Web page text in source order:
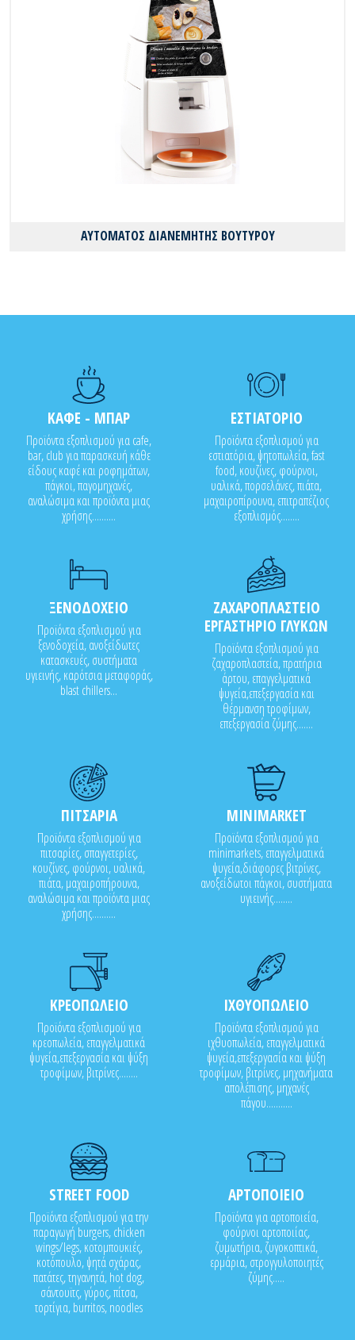
ΑΥΤΟΜΑΤΟΣ ΔΙΑΝΕΜΗΤΗΣ ΒΟΥΤΥΡΟΥ
ΚΑΦΕ - ΜΠΑΡ
Προϊόντα εξοπλισμού για cafe,
bar, club για παρασκευή κάθε
είδους καφέ και ροφημάτων,
πάγκοι, παγομηχανές,
αναλώσιμα και προϊόντα μιας
χρήσης..........
ΕΣΤΙΑΤΟΡΙΟ
Προϊόντα εξοπλισμού για
εστιατόρια, ψητοπωλεία, fast
food, κουζίνες, φούρνοι,
υαλικά, πορσελάνες, πιάτα,
μαχαιροπίρουνα, επιτραπέζιος
εξοπλισμός........
ΞΕΝΟΔΟΧΕΙΟ
Προϊόντα εξοπλισμού για
ξενοδοχεία, ανοξείδωτες
κατασκευές, συστήματα
υγιεινής, καρότσια μεταφοράς,
blast chillers...
ΖΑΧΑΡΟΠΛΑΣΤΕΙΟ
ΕΡΓΑΣΤΗΡΙΟ ΓΛΥΚΩΝ
Προϊόντα εξοπλισμού για
ζαχαροπλαστεία, πρατήρια
άρτου, επαγγελματικά
ψυγεία,επεξεργασία και
θέρμανση τροφίμων,
επεξεργασία ζύμης.......
ΠΙΤΣΑΡΙΑ
Προϊόντα εξοπλισμού για
πιτσαρίες, σπαγγετερίες,
κουζίνες, φούρνοι, υαλικά,
πιάτα, μαχαιροπήρουνα,
αναλώσιμα και προϊόντα μιας
χρήσης..........
MINIMARKET
Προϊόντα εξοπλισμού για
minimarkets, επαγγελματικά
ψυγεία,διάφορες βιτρίνες,
ανοξείδωτοι πάγκοι, συστήματα
υγιεινής........
ΚΡΕΟΠΩΛΕΙΟ
Προϊόντα εξοπλισμού για
κρεοπωλεία, επαγγελματικά
ψυγεία,επεξεργασία και ψύξη
τροφίμων, βιτρίνες........
ΙΧΘΥΟΠΩΛΕΙΟ
Προϊόντα εξοπλισμού για
ιχθυοπωλεία, επαγγελματικά
ψυγεία,επεξεργασία και ψύξη
τροφίμων, βιτρίνες, μηχανήματα
απολέπισης, μηχανές
πάγου...........
STREET FOOD
Προϊόντα εξοπλισμού για την
παραγωγή burgers, chicken
wings/legs, κοτομπουκιές,
κοτόπουλο, ψητά σχάρας,
πατάτες, τηγανητά, hot dog,
σάντουϊτς, γύρος, πίτσα,
τορτίγια, burritos, noodles
ΑΡΤΟΠΟΙΕΙΟ
Προϊόντα για αρτοποιεία,
φούρνοι αρτοποιίας,
ζυμωτήρια, ζυγοκοπτικά,
ερμάρια, στρογγυλοποιητές
ζύμης.....